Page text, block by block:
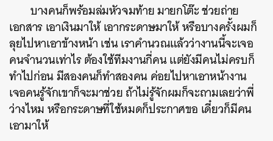
บางคนก็พร้อมล่มหัวจมท้าย มายกโต๊ะ ช่วยถ่าย
เอกสาร เอาเงินมาให้ เอากระดาษมาให้ หรือบางครั้งผมก็
ลุยไปหาเอาข้างหน้า เช่น เราคำนวณแล้วว่างานนี้จะเจอ
คนจำนวนเท่าไร ต้องใช้ทีมงานกี่คน แต่ยังมีคนไม่ครบก็
ทำไปก่อน มีสองคนก็ทำสองคน ค่อยไปหาเอาหน้างาน
เจอคนรู้จักเขาก็จะมาช่วย ถ้าไม่รู้จักผมก็จะถามเลยว่าพี่
ว่างไหม หรือกระดาษที่ใช้หมดก็ประกาศขอ เดี๋ยวก็มีคน
เอามาให้